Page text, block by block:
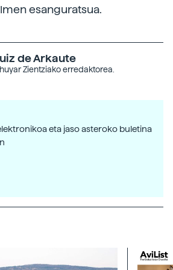
esanguratsua.
de Arkaute
Zientziako erredaktorea.
eta jaso asteroko buletina